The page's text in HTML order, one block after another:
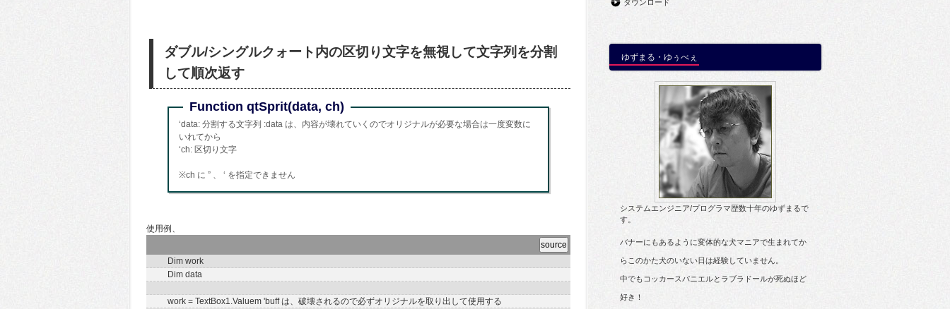
ダブル/シングルクォート内の区切り文字を無視して文字列を分割
して順次返す
Function qtSprit(data, ch)
‘data: 分割する文字列 :data は、内容が壊れていくのでオリジナルが必要な場合は一度変数に
いれてから
‘ch: 区切り文字
※ch に ” 、 ‘ を指定できません
使用例、
Dim work
Dim data
work = TextBox1.Valuem 'buff は、破壊されるので必ずオリジナルを取り出して使用する
ダウンロード
ゆずまる・ゆぅべぇ
システムエンジニア/プログラマ歴数十年のゆずまるで
す。
バナーにもあるように変体的な犬マニアで生まれてか
らこのかた犬のいない日は経験していません。
中でもコッカースパニエルとラブラドールが死ぬほど
好き！